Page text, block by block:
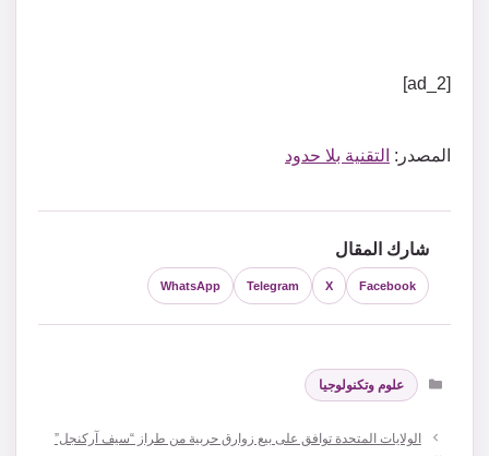
[ad_2]
المصدر: التقنية بلا حدود
شارك المقال
Facebook
X
Telegram
WhatsApp
التصنيفات
علوم وتكنولوجيا
الولايات المتحدة توافق على بيع زوارق حربية من طراز “سيف آركنجل”